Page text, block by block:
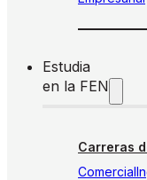
Estudia
en la FEN
Carreras
Comercial